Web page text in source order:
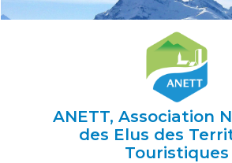
ANETT, Association
des Elus des
Touristiques